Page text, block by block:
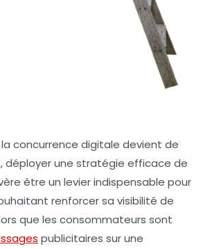
la concurrence digitale devient de
déployer une stratégie efficace de
être un levier indispensable pour
renforcer sa visibilité de
que les consommateurs sont
publicitaires sur une